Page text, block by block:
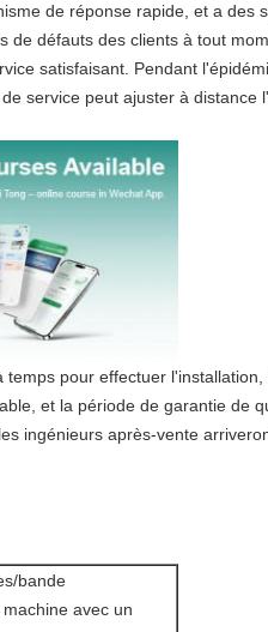
de réponse rapide, et a des
défauts des clients à tout
satisfaisant. Pendant
service peut ajuster à distance
pour effectuer
et la période de garantie de
ingénieurs après-vente
bande
avec un